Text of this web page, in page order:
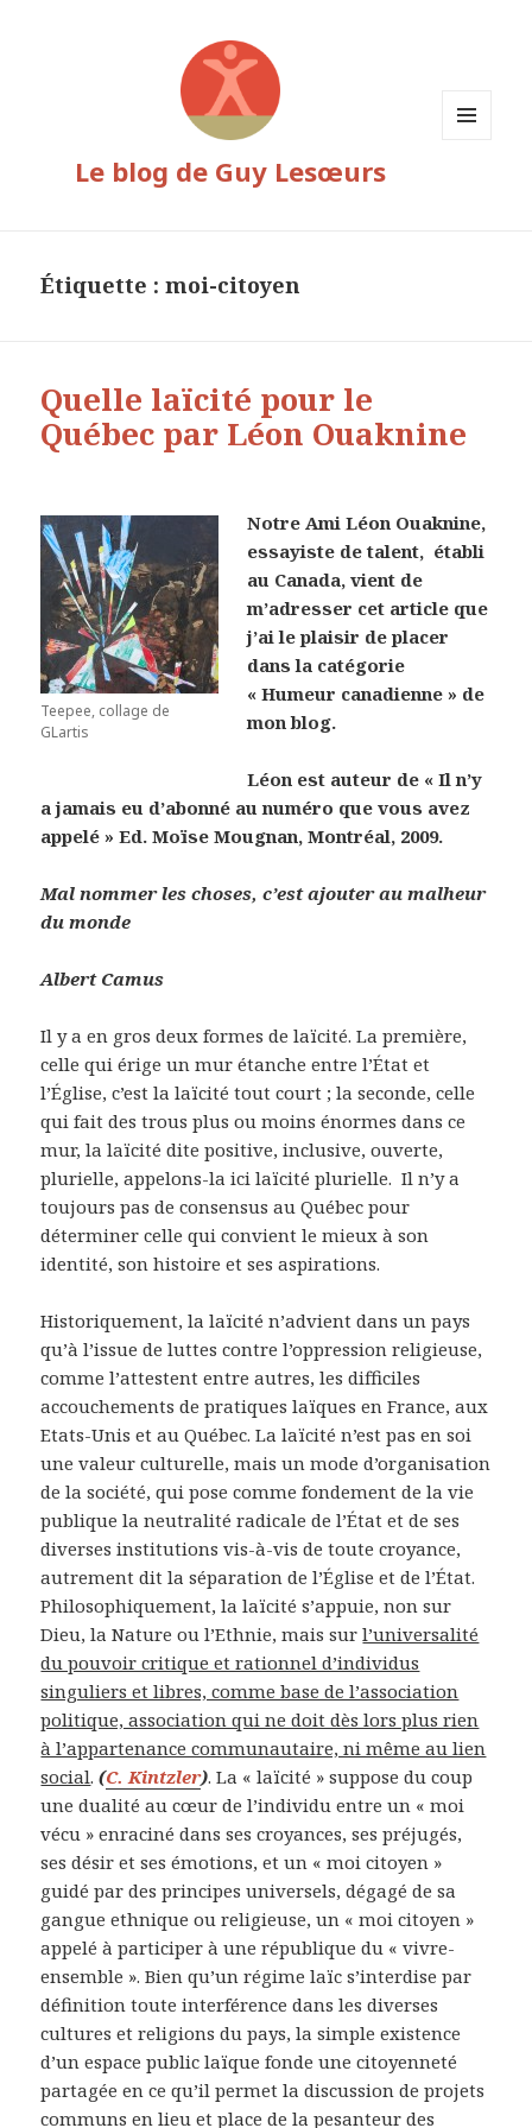
Le blog de Guy Lesœurs
Étiquette :moi-citoyen
Quelle laïcité pour le
Québec par Léon Ouaknine
Teepee, collage de
GLartis
Notre Ami Léon Ouaknine,
essayiste de talent, établi
au Canada, vient de
m’adresser cet article que
j’ai le plaisir de placer
dans la catégorie
« Humeur canadienne » de
mon blog.
Léon est auteur de « Il n’y
a jamais eu d’abonné au numéro que vous avez
appelé » Ed. Moïse Mougnan, Montréal, 2009.
Mal nommer les choses, c’est ajouter au malheur
du monde
Albert Camus
Il y a en gros deux formes de laïcité. La première,
celle qui érige un mur étanche entre l’État et
l’Église, c’est la laïcité tout court ; la seconde, celle
qui fait des trous plus ou moins énormes dans ce
mur, la laïcité dite positive, inclusive, ouverte,
plurielle, appelons-la ici laïcité plurielle. Il n’y a
toujours pas de consensus au Québec pour
déterminer celle qui convient le mieux à son
identité, son histoire et ses aspirations.
Historiquement, la laïcité n’advient dans un pays
qu’à l’issue de luttes contre l’oppression religieuse,
comme l’attestent entre autres, les difficiles
accouchements de pratiques laïques en France, aux
Etats-Unis et au Québec. La laïcité n’est pas en soi
une valeur culturelle, mais un mode d’organisation
de la société, qui pose comme fondement de la vie
publique la neutralité radicale de l’État et de ses
diverses institutions vis-à-vis de toute croyance,
autrement dit la séparation de l’Église et de l’État.
Philosophiquement, la laïcité s’appuie, non sur
Dieu, la Nature ou l’Ethnie, mais surl’universalité
du pouvoir critique et rationnel d’individus
singuliers et libres, comme base de l’association
politique, association qui ne doit dès lors plus rien
à l’appartenance communautaire, ni même au lien
social.(C. Kintzler). La « laïcité » suppose du coup
une dualité au cœur de l’individu entre un « moi
vécu » enraciné dans ses croyances, ses préjugés,
ses désir et ses émotions, et un « moi citoyen »
guidé par des principes universels, dégagé de sa
gangue ethnique ou religieuse, un « moi citoyen »
appelé à participer à une république du « vivre-
ensemble ». Bien qu’un régime laïc s’interdise par
définition toute interférence dans les diverses
cultures et religions du pays, la simple existence
d’un espace public laïque fonde une citoyenneté
partagée en ce qu’il permet la discussion de projets
communs en lieu et place de la pesanteur des